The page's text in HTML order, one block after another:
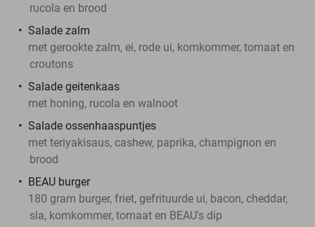
rucola en brood
Salade zalm
met gerookte zalm, ei, rode ui, komkommer, tomaat en
croutons
Salade geitenkaas
met honing, rucola en walnoot
Salade ossenhaaspuntjes
met teriyakisaus, cashew, paprika, champignon en
brood
BEAU burger
180 gram burger, friet, gefrituurde ui, bacon, cheddar,
sla, komkommer, tomaat en BEAU's dip